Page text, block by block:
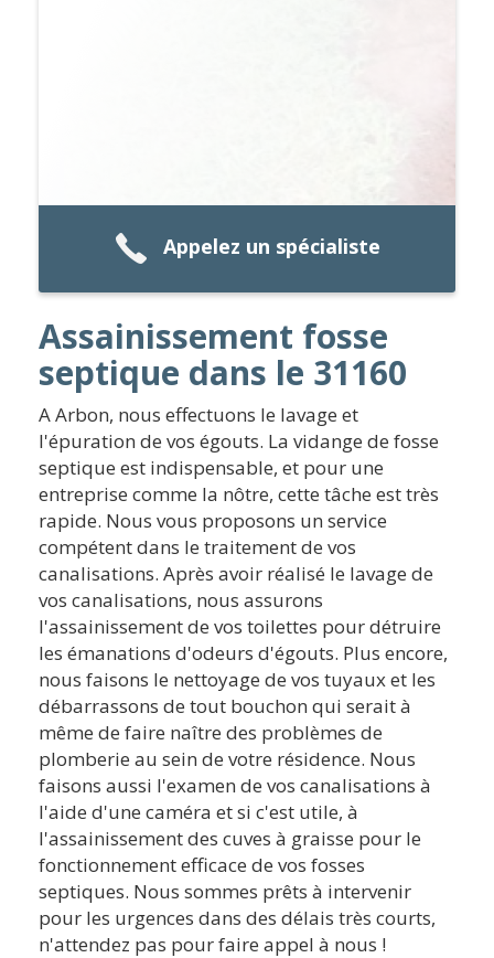
Appelez un spécialiste
Assainissement fosse
septique dans le 31160
A Arbon, nous effectuons le lavage et
l'épuration de vos égouts. La vidange de fosse
septique est indispensable, et pour une
entreprise comme la nôtre, cette tâche est très
rapide. Nous vous proposons un service
compétent dans le traitement de vos
canalisations. Après avoir réalisé le lavage de
vos canalisations, nous assurons
l'assainissement de vos toilettes pour détruire
les émanations d'odeurs d'égouts. Plus encore,
nous faisons le nettoyage de vos tuyaux et les
débarrassons de tout bouchon qui serait à
même de faire naître des problèmes de
plomberie au sein de votre résidence. Nous
faisons aussi l'examen de vos canalisations à
l'aide d'une caméra et si c'est utile, à
l'assainissement des cuves à graisse pour le
fonctionnement efficace de vos fosses
septiques. Nous sommes prêts à intervenir
pour les urgences dans des délais très courts,
n'attendez pas pour faire appel à nous !